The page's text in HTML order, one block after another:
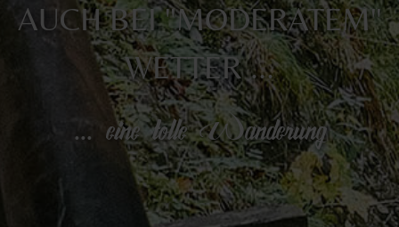
AUCH BEI "MODERATEM"
WETTER ...
... eine tolle Wanderung